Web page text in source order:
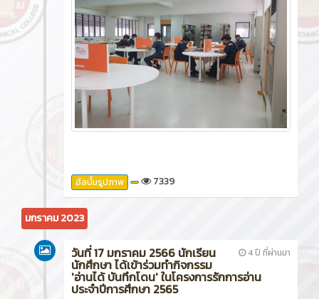
อัลบั้มรูปภาพ 7339
มกราคม 2023
4 ปี ที่ผ่านมา
วันที่ 17 มกราคม 2566 นักเรียน
นักศึกษา ได้เข้าร่วมทำกิจกรรม
'อ่านได้ บันทึกโดน' ในโครงการรักการอ่าน
ประจำปีการศึกษา 2565